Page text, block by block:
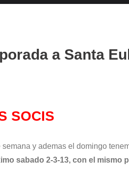
a Santa
SOCIS
y ademas el domingo
sabado 2-3-13, con el mismo